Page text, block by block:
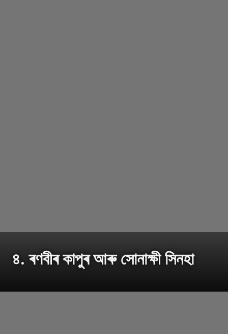
৪. ৰণবীৰ কাপুৰ আৰু সোনাক্ষী সিনহা